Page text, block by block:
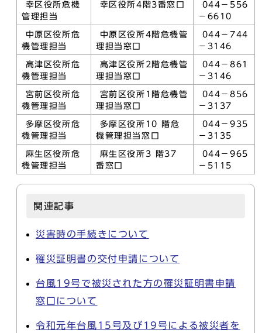
幸区役所危機
管理担当
幸区役所4階3番窓口
044－556
－6610
中原区役所危
機管理担当
中原区役所4階危機管
理担当窓口
044－744
－3146
高津区役所危
機管理担当
高津区役所2階危機管
理担当窓口
044－861
－3146
宮前区役所危
機管理担当
宮前区役所1階危機管
理担当窓口
044－856
－3137
多摩区役所危
機管理担当
多摩区役所10 階危
機管理担当窓口
044－935
－3135
麻生区役所危
機管理担当
麻生区役所3 階37
番窓口
044－965
－5115
関連記事
災害時の手続きについて
罹災証明書の交付申請について
台風19号で被災された方の罹災証明書申請
窓口について
令和元年台風15号及び19号による被災者を